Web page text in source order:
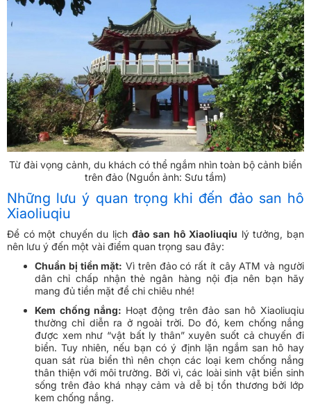
Từ đài vọng cảnh, du khách có thể ngắm nhìn toàn bộ cảnh biển
trên đảo (Nguồn ảnh: Sưu tầm)
Những lưu ý quan trọng khi đến đảo san hô
Xiaoliuqiu
Để có một chuyến du lịch đảo san hô Xiaoliuqiu lý tưởng, bạn
nên lưu ý đến một vài điểm quan trọng sau đây:
Chuẩn bị tiền mặt: Vì trên đảo có rất ít cây ATM và người
dân chỉ chấp nhận thẻ ngân hàng nội địa nên bạn hãy
mang đủ tiền mặt để chi chiêu nhé!
Kem chống nắng: Hoạt động trên đảo san hô Xiaoliuqiu
thường chỉ diễn ra ở ngoài trời. Do đó, kem chống nắng
được xem như “vật bất ly thân” xuyên suốt cả chuyến đi
biển. Tuy nhiên, nếu bạn có ý định lặn ngắm san hô hay
quan sát rùa biển thì nên chọn các loại kem chống nắng
thân thiện với môi trường. Bởi vì, các loài sinh vật biển sinh
sống trên đảo khá nhạy cảm và dễ bị tổn thương bởi lớp
kem chống nắng.